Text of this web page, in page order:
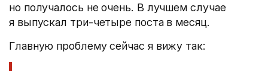
но получалось не очень. В лучшем случае
я выпускал три-четыре поста в месяц.
Главную проблему сейчас я вижу так: